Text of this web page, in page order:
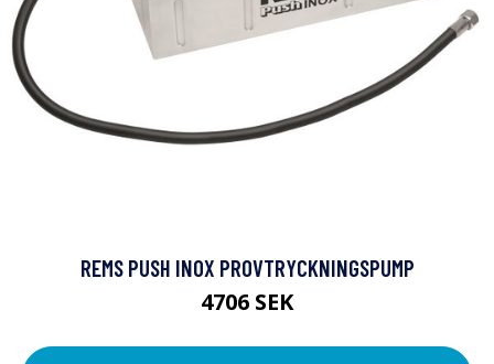
REMS PUSH INOX PROVTRYCKNINGSPUMP
4706 SEK